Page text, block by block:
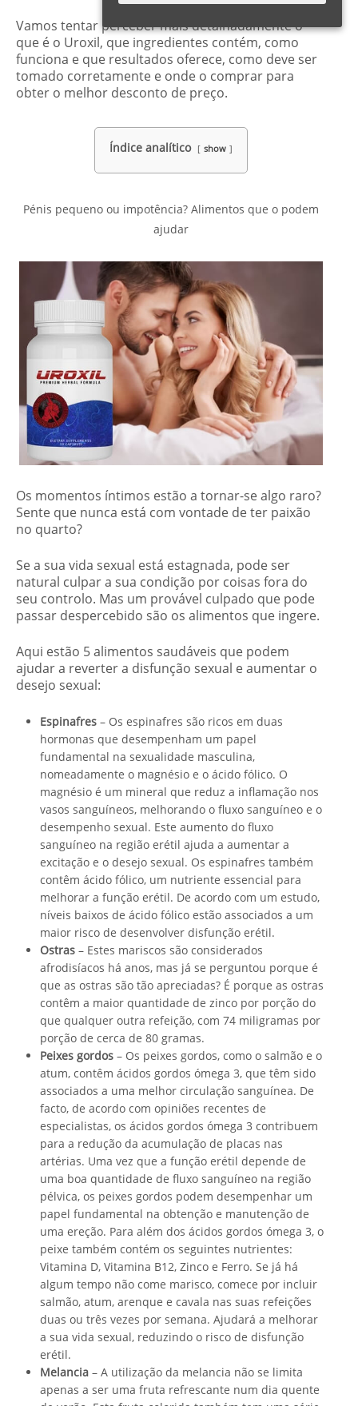
Vamos tentar perceber mais detalhadamente o
que é o Uroxil, que ingredientes contém, como
funciona e que resultados oferece, como deve ser
tomado corretamente e onde o comprar para
obter o melhor desconto de preço.
Índice analítico show
Pénis pequeno ou impotência? Alimentos que o podem
ajudar
Os momentos íntimos estão a tornar-se algo raro?
Sente que nunca está com vontade de ter paixão
no quarto?
Se a sua vida sexual está estagnada, pode ser
natural culpar a sua condição por coisas fora do
seu controlo. Mas um provável culpado que pode
passar despercebido são os alimentos que ingere.
Aqui estão 5 alimentos saudáveis que podem
ajudar a reverter a disfunção sexual e aumentar o
desejo sexual:
Espinafres – Os espinafres são ricos em duas
hormonas que desempenham um papel
fundamental na sexualidade masculina,
nomeadamente o magnésio e o ácido fólico. O
magnésio é um mineral que reduz a inflamação nos
vasos sanguíneos, melhorando o fluxo sanguíneo e o
desempenho sexual. Este aumento do fluxo
sanguíneo na região erétil ajuda a aumentar a
excitação e o desejo sexual. Os espinafres também
contêm ácido fólico, um nutriente essencial para
melhorar a função erétil. De acordo com um estudo,
níveis baixos de ácido fólico estão associados a um
maior risco de desenvolver disfunção erétil.
Ostras – Estes mariscos são considerados
afrodisíacos há anos, mas já se perguntou porque é
que as ostras são tão apreciadas? É porque as ostras
contêm a maior quantidade de zinco por porção do
que qualquer outra refeição, com 74 miligramas por
porção de cerca de 80 gramas.
Peixes gordos – Os peixes gordos, como o salmão e o
atum, contêm ácidos gordos ómega 3, que têm sido
associados a uma melhor circulação sanguínea. De
facto, de acordo com opiniões recentes de
especialistas, os ácidos gordos ómega 3 contribuem
para a redução da acumulação de placas nas
artérias. Uma vez que a função erétil depende de
uma boa quantidade de fluxo sanguíneo na região
pélvica, os peixes gordos podem desempenhar um
papel fundamental na obtenção e manutenção de
uma ereção. Para além dos ácidos gordos ómega 3, o
peixe também contém os seguintes nutrientes:
Vitamina D, Vitamina B12, Zinco e Ferro. Se já há
algum tempo não come marisco, comece por incluir
salmão, atum, arenque e cavala nas suas refeições
duas ou três vezes por semana. Ajudará a melhorar
a sua vida sexual, reduzindo o risco de disfunção
erétil.
Melancia – A utilização da melancia não se limita
apenas a ser uma fruta refrescante num dia quente